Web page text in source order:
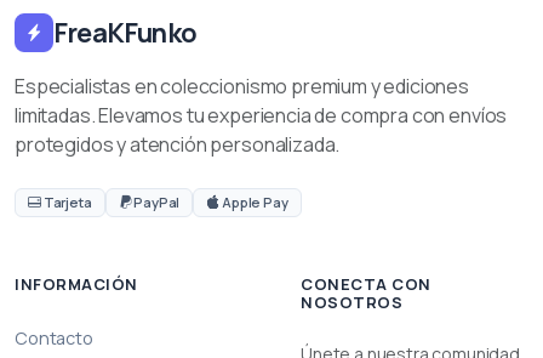
FreaKFunko
Especialistas en coleccionismo premium y ediciones
limitadas. Elevamos tu experiencia de compra con envíos
protegidos y atención personalizada.
Tarjeta PayPal Apple Pay
INFORMACIÓN
Contacto
CONECTA CON
NOSOTROS